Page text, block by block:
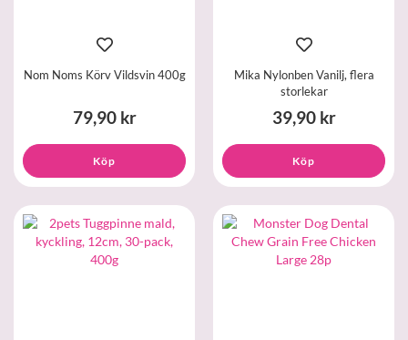
Nom Noms Körv Vildsvin 400g
79,90 kr
Köp
Mika Nylonben Vanilj, flera
storlekar
39,90 kr
Köp